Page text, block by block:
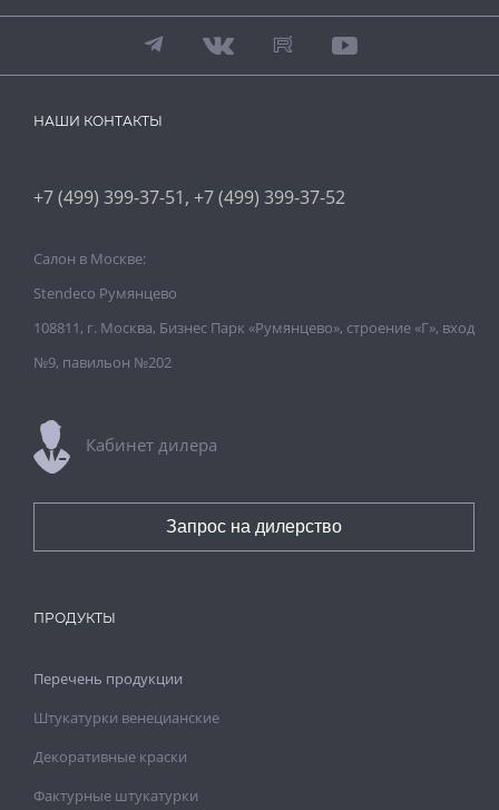
ПРОДУКТЫ
Перечень продукции
Штукатурки венецианские
Декоративные краски
Фактурные штукатурки
НАШИ КОНТАКТЫ
+7 (499) 399-37-51, +7 (499) 399-37-52
Салон в Москве:
Stendeco Румянцево
108811, г. Москва, Бизнес Парк «Румянцево», строение «Г», вход
№9, павильон №202
Кабинет дилера
Запрос на дилерство